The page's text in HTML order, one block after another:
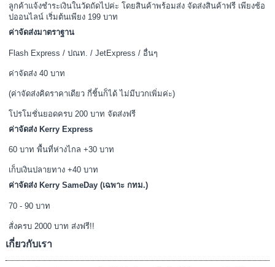
ลูกค้าแจ้งชำระเงินในวัดถัดไปค่ะ โดยสินค้าพร้อมส่ง จัดส่งสินค้าฟรี เพียงช้อ
ปออนไลน์ เริ่มต้นเพียง 199 บาท
ค่าจัดส่งมาตราฐาน
Flash Express / ปณท. / JetExpress / อื่นๆ
ค่าจัดส่ง 40 บาท
(ค่าจัดส่งคิดราคาเดียว กี่ชิ้นก็ได้ ไม่มีบวกเพิ่มค่ะ)
โปรโมชั่นยอดครบ 200 บาท จัดส่งฟรี
ค่าจัดส่ง Kerry Express
60 บาท พื้นที่ห่างไกล +30 บาท
เก็บเงินปลายทาง +40 บาท
ค่าจัดส่ง Kerry SameDay (เฉพาะ กทม.)
70 - 90 บาท
สั่งครบ 2000 บาท ส่งฟรี!!
เกี่ยวกับเรา